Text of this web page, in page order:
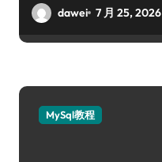
dawei 7 月 25, 2026
MySql教程